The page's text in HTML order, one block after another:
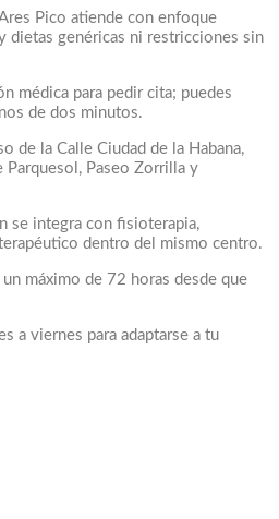
Pico atiende con enfoque
dietas genéricas ni restricciones sin
médica para pedir cita; puedes
de dos minutos.
de la Calle Ciudad de la Habana,
Parquesol, Paseo Zorrilla y
se integra con fisioterapia,
dentro del mismo centro.
un máximo de 72 horas desde que
a viernes para adaptarse a tu